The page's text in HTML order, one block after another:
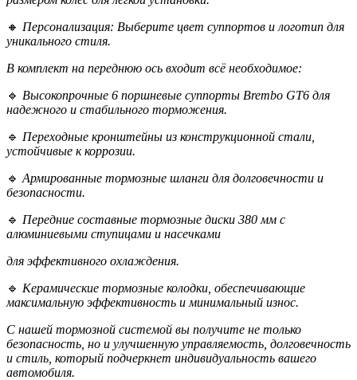
🔸 Персонализация: Выберите цвет суппортов и логотип для
уникального стиля.
В комплект на переднюю ось входит всё необходимое:
🔹 Высокопрочные 6 поршневые суппорты Brembo GT6 для
надежного и стабильного торможения.
🔹 Переходные кронштейны из конструкционной стали,
устойчивые к коррозии.
🔹 Армированные тормозные шланги для долговечности и
безопасности.
🔹 Передние составные тормозные диски 380 мм с
алюминиевыми ступицами и насечками
для эффективного охлаждения.
🔹 Керамические тормозные колодки, обеспечивающие
максимальную эффективность и минимальный износ.
С нашей тормозной системой вы получите не только
безопасность, но и улучшенную управляемость, долговечность
и стиль, который подчеркнет индивидуальность вашего
автомобиля.